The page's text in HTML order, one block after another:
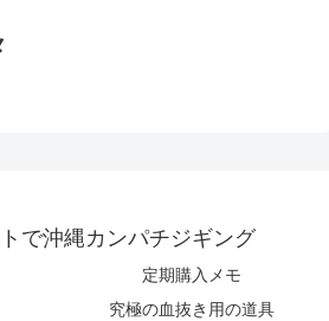
で沖縄カンパチジギング
定期購入メモ
究極の血抜き用の道具